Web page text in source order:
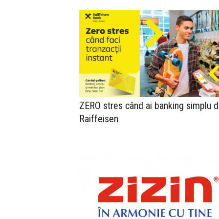
ZERO stres când ai banking simplu
Raiffeisen